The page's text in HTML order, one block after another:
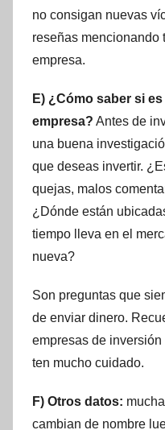
no consigan nuevas
reseñas mencionando
empresa.
E) ¿Cómo saber si
empresa? Antes de
una buena
que deseas invertir.
quejas, malos
¿Dónde están
tiempo lleva en el
nueva?
Son preguntas que
de enviar dinero.
empresas de
ten mucho cuidado.
F) Otros datos:
cambian de nombre